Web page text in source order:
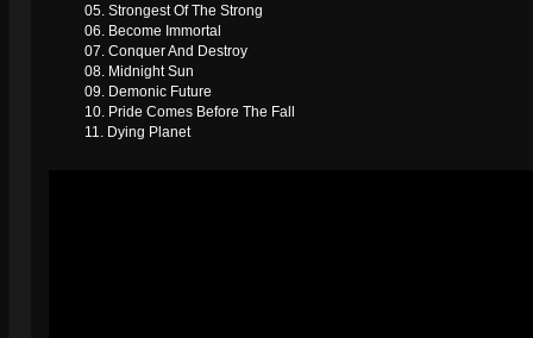
05. Strongest Of The Strong
06. Become Immortal
07. Conquer And Destroy
08. Midnight Sun
09. Demonic Future
10. Pride Comes Before The Fall
11. Dying Planet